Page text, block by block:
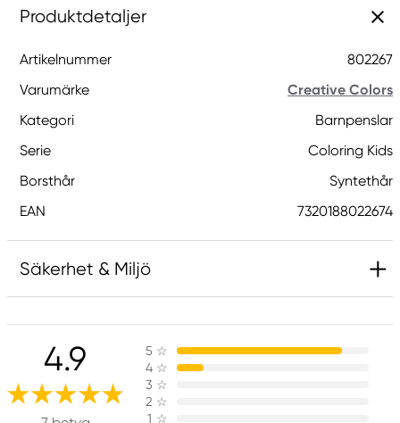
Produktdetaljer
Artikelnummer
802267
Varumärke
Creative Colors
Kategori
Barnpenslar
Serie
Coloring Kids
Borsthår
Syntethår
EAN
7320188022674
Säkerhet & Miljö
Ansvarig EU
Creative Colors
Panduro
205 14 Malmö, Sweden
4.9 5 ☆
4 ☆
3 ☆
2 ☆
1 ☆